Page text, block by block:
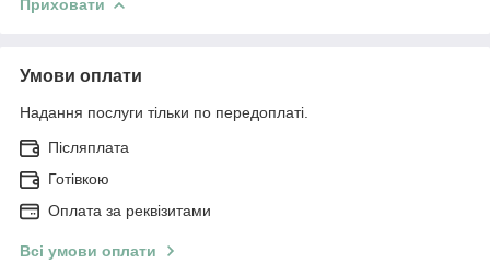
Приховати
Умови оплати
Надання послуги тільки по передоплаті.
Післяплата
Готівкою
Оплата за реквізитами
Всі умови оплати